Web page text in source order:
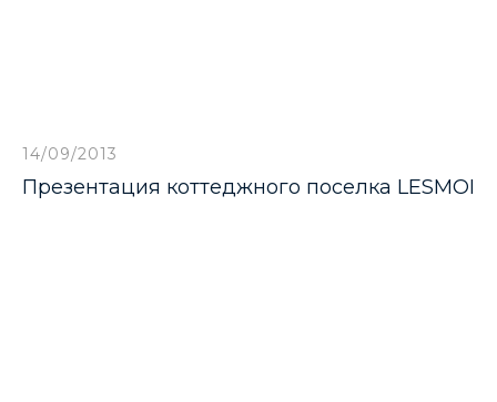
14/09/2013
Презентация коттеджного поселка LESMOI